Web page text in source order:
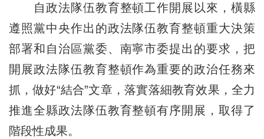
自政法隊伍教育整頓工作開展以來，橫縣
遵照黨中央作出的政法隊伍教育整頓重大決策
部署和自治區黨委、南寧市委提出的要求，把
開展政法隊伍教育整頓作為重要的政治任務來
抓，做好“結合”文章，落實落細教育效果，全力
推進全縣政法隊伍教育整頓有序開展，取得了
階段性成果。